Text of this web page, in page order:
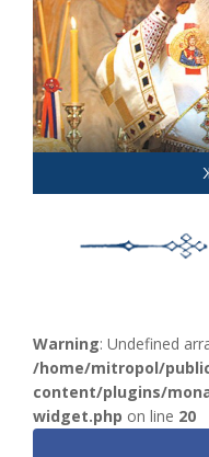
Warning: Undefined
/home/mitropol/
content/plugins/
widget.php on line 20